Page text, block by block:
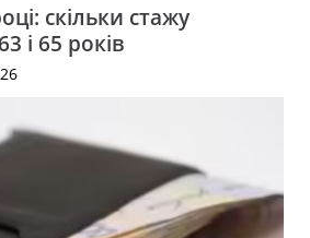
скільки стажу
і 65 років